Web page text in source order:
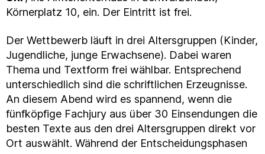
Körnerplatz 10, ein. Der Eintritt ist frei.
Der Wettbewerb läuft in drei Altersgruppen (Kinder,
Jugendliche, junge Erwachsene). Dabei waren
Thema und Textform frei wählbar. Entsprechend
unterschiedlich sind die schriftlichen Erzeugnisse.
An diesem Abend wird es spannend, wenn die
fünfköpfige Fachjury aus über 30 Einsendungen die
besten Texte aus den drei Altersgruppen direkt vor
Ort auswählt. Während der Entscheidungsphasen